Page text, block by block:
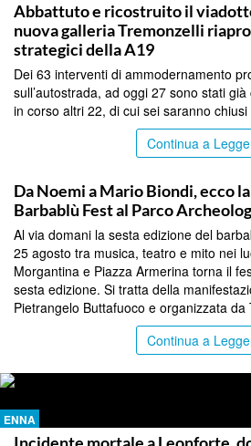
Abbattuto e ricostruito il
nuova galleria Tremonzelli
strategici della A19
Dei 63 interventi di ammodernamento
sull’autostrada, ad oggi 27 sono stati
in corso altri 22, di cui sei saranno
Continua a
Da Noemi a Mario Biondi, ecco
Barbablù Fest al Parco
Al via domani la sesta edizione del
25 agosto tra musica, teatro e mito nei
Morgantina e Piazza Armerina torna il
sesta edizione. Si tratta della
Pietrangelo Buttafuoco e organizzata da
Continua a
ENNA